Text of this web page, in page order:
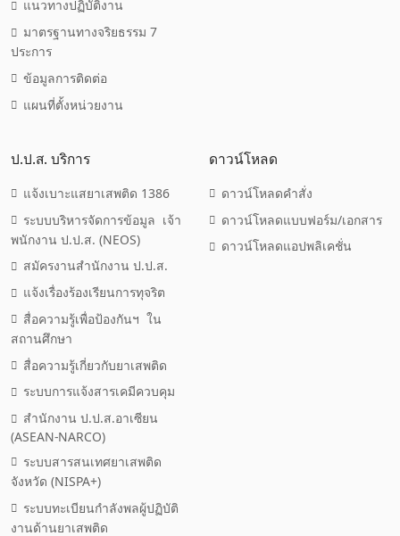
แนวทางปฏิบัติงาน
มาตรฐานทางจริยธรรม 7
ประการ
ข้อมูลการติดต่อ
แผนที่ตั้งหน่วยงาน
ป.ป.ส. บริการ
แจ้งเบาะแสยาเสพติด 1386
ระบบบริหารจัดการข้อมูล เจ้า
พนักงาน ป.ป.ส. (NEOS)
สมัครงานสำนักงาน ป.ป.ส.
แจ้งเรื่องร้องเรียนการทุจริต
สื่อความรู้เพื่อป้องกันฯ ใน
สถานศึกษา
สื่อความรู้เกี่ยวกับยาเสพติด
ระบบการแจ้งสารเคมีควบคุม
สำนักงาน ป.ป.ส.อาเซียน
(ASEAN-NARCO)
ระบบสารสนเทศยาเสพติด
จังหวัด (NISPA+)
ระบบทะเบียนกำลังพลผู้ปฏิบัติ
งานด้านยาเสพติด
ดาวน์โหลด
ดาวน์โหลดคำสั่ง
ดาวน์โหลดแบบฟอร์ม/เอกสาร
ดาวน์โหลดแอปพลิเคชั่น